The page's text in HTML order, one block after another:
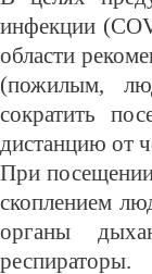
инфекции
области
(пожилым,
сократить
дистанцию от
При
скоплением
органы
респираторы.